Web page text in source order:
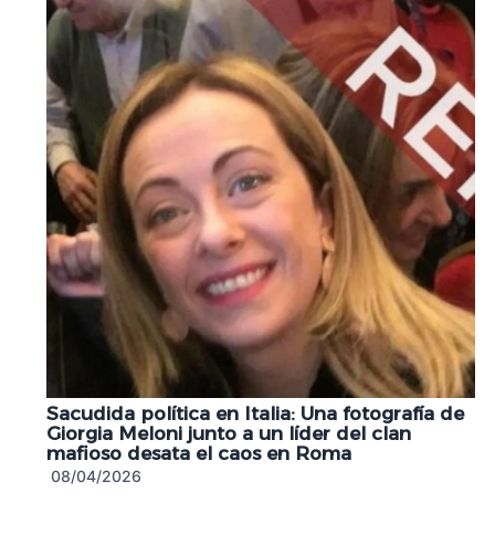
Sacudida política en Italia: Una fotografía de
Giorgia Meloni junto a un líder del clan
mafioso desata el caos en Roma
08/04/2026